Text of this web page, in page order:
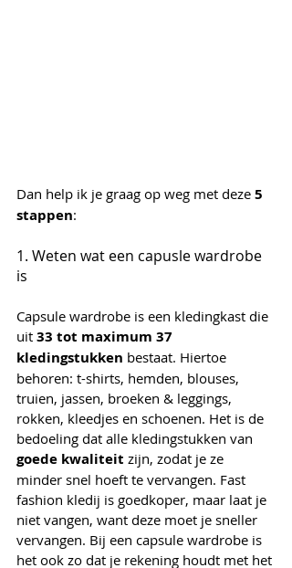
Dan help ik je graag op weg met deze 5
stappen:
1. Weten wat een capusle wardrobe
is
Capsule wardrobe is een kledingkast die
uit 33 tot maximum 37
kledingstukken bestaat. Hiertoe
behoren: t-shirts, hemden, blouses,
truien, jassen, broeken & leggings,
rokken, kleedjes en schoenen. Het is de
bedoeling dat alle kledingstukken van
goede kwaliteit zijn, zodat je ze
minder snel hoeft te vervangen. Fast
fashion kledij is goedkoper, maar laat je
niet vangen, want deze moet je sneller
vervangen. Bij een capsule wardrobe is
het ook zo dat je rekening houdt met het